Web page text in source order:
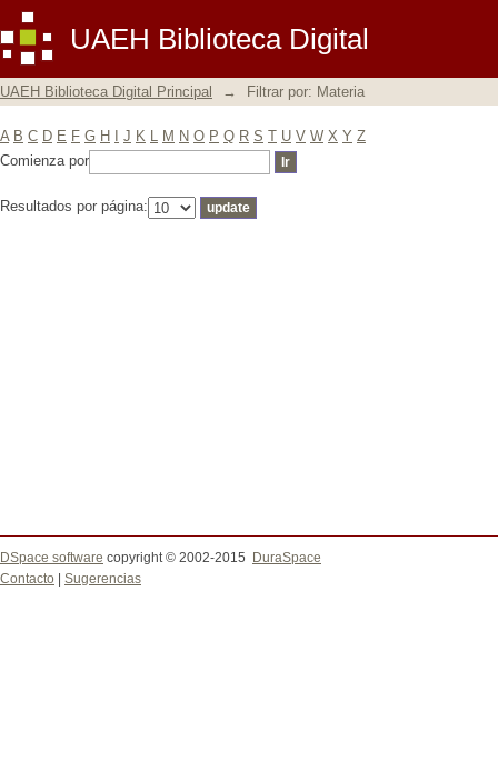
UAEH Biblioteca Digital
Filtrar por: Materia
UAEH Biblioteca Digital Principal → Filtrar por: Materia
A B C D E F G H J K L M N O P Q R S T U V W X Y Z
Comienza por
Resultados por página:
DSpace software copyright © 2002-2015
DuraSpace
Contacto
Sugerencias